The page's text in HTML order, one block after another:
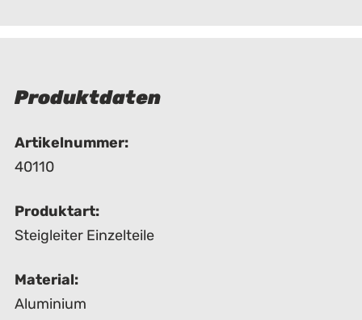
Produktdaten
Artikelnummer:
40110
Produktart:
Steigleiter Einzelteile
Material:
Aluminium